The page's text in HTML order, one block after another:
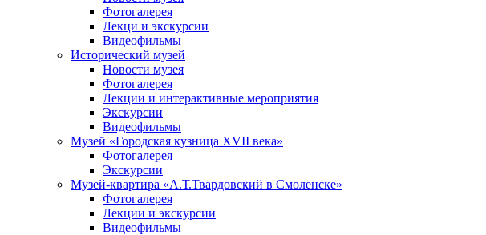
Фотогалерея
Лекци и экскурсии
Видеофильмы
Исторический музей
Новости музея
Фотогалерея
Лекции и интерактивные мероприятия
Экскурсии
Видеофильмы
Музей «Городская кузница XVII века»
Фотогалерея
Экскурсии
Музей-квартира «А.Т.Твардовский в Смоленске»
Фотогалерея
Лекции и экскурсии
Видеофильмы